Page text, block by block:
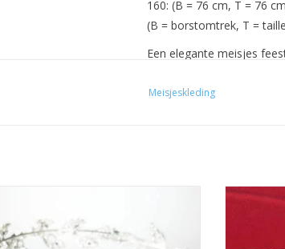
160: (B = 76 cm, T = 76
(B = borstomtrek, T =
Een elegante meisjes
de enkels. Mooie
- maten 100, 110, 120,
- maten 150, 160 zijn
Meisjeskleding
Perfecte Accessoire voor een Meisjesjurk.
Nikkelvrij stalen Tiara / Kroon voor
Perfecte